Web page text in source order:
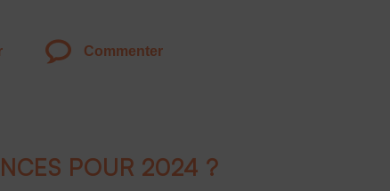
Commenter
POUR 2024 ?